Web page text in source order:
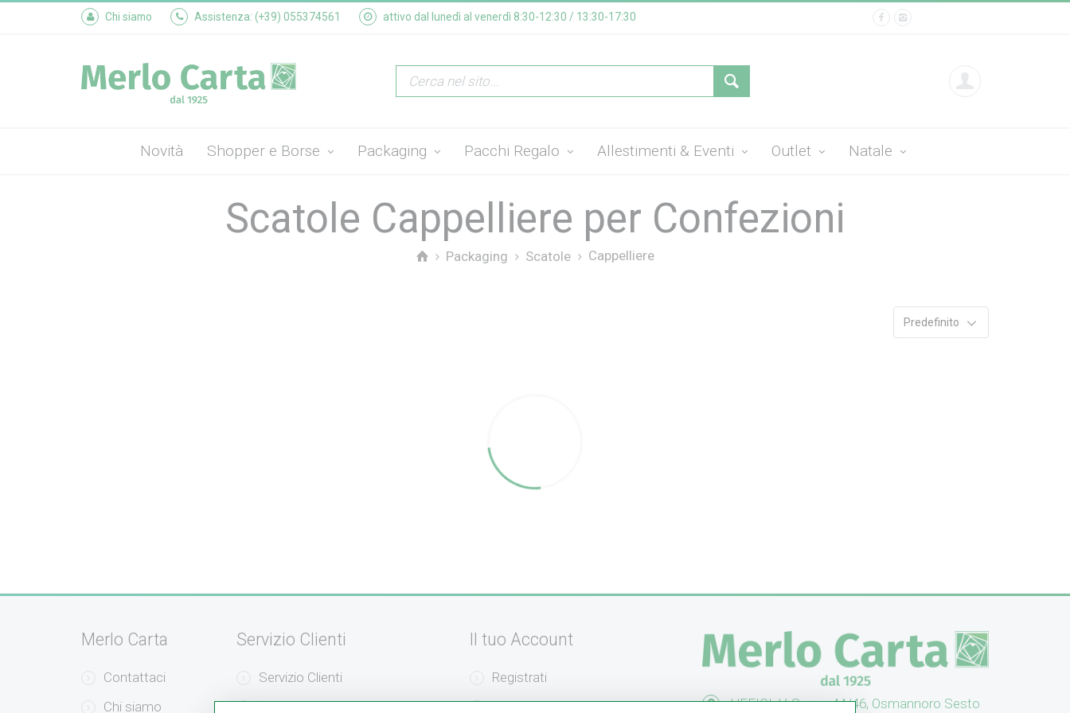
Chi siamo Assistenza: (+39) 055374561 attivo dal lunedì al venerdì 8:30-12:30 / 13:30-17:30
Novità Shopper e Borse Packaging Pacchi Regalo Allestimenti & Eventi Outlet Natale
Scatole Cappelliere per Confezioni
Packaging Scatole Cappelliere
Predefinito
Merlo Carta
Contattaci
Chi siamo
Servizio Clienti
Servizio Clienti
Modalità di Pagamento
Il tuo Account
Registrati
Recupera la Password
UFFICI: V. Senna 44/46, Osmannoro Sesto